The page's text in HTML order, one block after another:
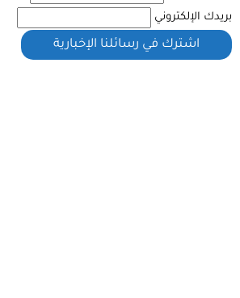
بريدك الإلكتروني